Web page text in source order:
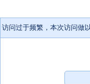
访问过于频繁，本次访问做